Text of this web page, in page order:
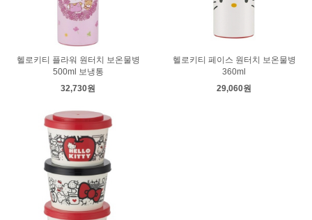
헬로키티 플라워 원터치 보온물병
500ml 보냉통
32,730원
헬로키티 페이스 원터치 보온물병
360ml
29,060원